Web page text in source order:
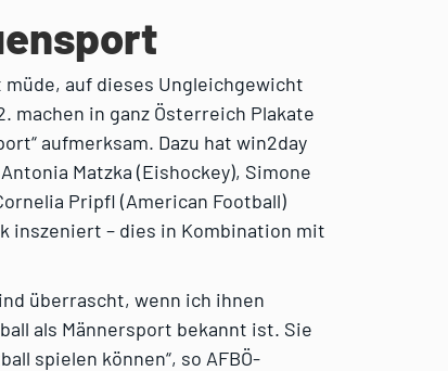
auf dieses Ungleichgewicht
machen in ganz Österreich Plakate
aufmerksam. Dazu hat win2day
Matzka (Eishockey), Simone
Pripfl (American Football)
inszeniert – dies in Kombination mit
überrascht, wenn ich ihnen
als Männersport bekannt ist. Sie
spielen können“, so AFBÖ-